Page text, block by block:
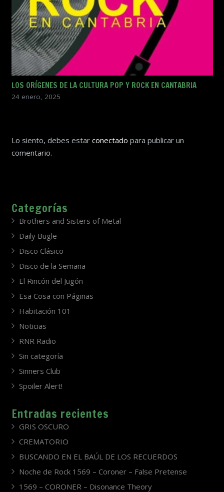
LOS ORÍGENES DE LA CULTURA POP Y ROCK EN CANTABRIA
24 enero, 2025
Lo siento, debes estar conectado para publicar un
comentario.
Categorías
Brothers and Sisters of Metal
Daily Bugle
Disco Clásico
Disco de la Semana
El Rincón del Jugón
Esa Cosa con Páginas
Habitación 101
Noticias
RNR Radio
Sin categoría
Sinners Club
Spoiler Alert!
Entradas recientes
GRIS OSCURO
CREMATORIO
BUSCANDO EN EL BAÚL DE LOS RECUERDOS
Noche de Rock 1569 – Coroner – False Pretense
1569 – CORONER – Disonance Theory